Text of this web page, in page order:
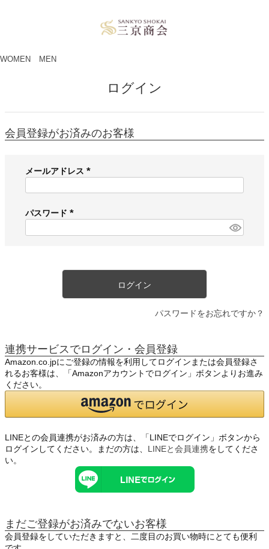
WOMEN MEN
ログイン
会員登録がお済みのお客様
メールアドレス
必
)
パスワード
必
ログイン
パスワードをお忘れですか？
連携サービスでログイン・会員登録
Amazon.co.jpにご登録の情報を利用してログインまたは会員登録さ
れるお客様は、「Amazonアカウントでログイン」ボタンよりお進み
ください。
LINEとの会員連携がお済みの方は、「LINEでログイン」ボタンから
ログインしてください。まだの方は、 LINEと会員連携をしてくださ
い。
まだご登録がお済みでないお客様
会員登録をしていただきますと、二度目のお買い物時にとても便利